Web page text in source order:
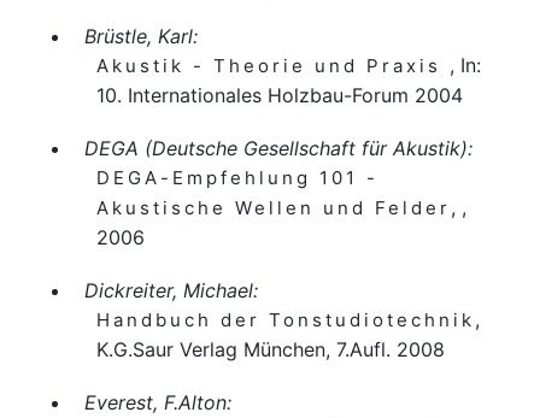
Brüstle, Karl:
Akustik - Theorie und Praxis , In:
10. Internationales Holzbau-Forum 2004
DEGA (Deutsche Gesellschaft für Akustik):
DEGA-Empfehlung 101 -
Akustische Wellen und Felder , ,
2006
Dickreiter, Michael:
Handbuch der Tonstudiotechnik ,
K.G.Saur Verlag München, 7.Aufl. 2008
Everest, F.Alton: